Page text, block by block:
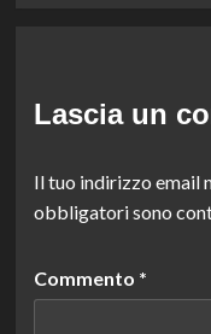
Lascia un
Il tuo indirizzo email
obbligatori sono
Commento *